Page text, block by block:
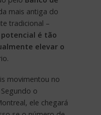
mais antiga do
tradicional –
potencial é tão
elevar o
movimentou no
o
ele chegará